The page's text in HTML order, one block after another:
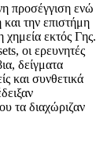
προσέγγιση ενώ
την επιστήμη
εκτός Γης.
οι ερευνητές
δείγματα
και συνθετικά
τα διαχώριζαν